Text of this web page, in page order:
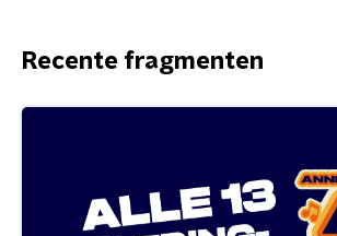
Recente fragmenten